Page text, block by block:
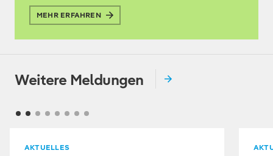
MEHR ERFAHREN
Weitere Meldungen
AKTUELLES